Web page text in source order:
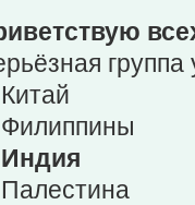
группа
Индия